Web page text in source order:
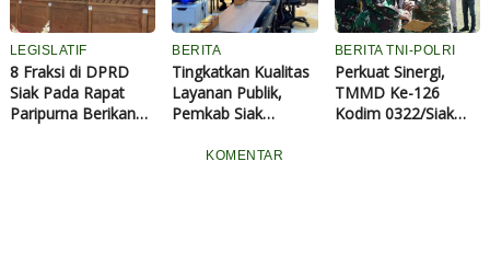
LEGISLATIF
8 Fraksi di DPRD
Siak Pada Rapat
Paripurna Berikan
BERITA
Tingkatkan Kualitas
Layanan Publik,
Pemkab Siak
Ombudsman Riau
BERITA TNI-POLRI
Perkuat Sinergi,
TMMD Ke-126
Kodim 0322/Siak
KOMENTAR